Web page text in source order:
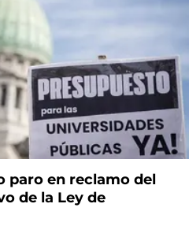
paro en reclamo del
de la Ley de